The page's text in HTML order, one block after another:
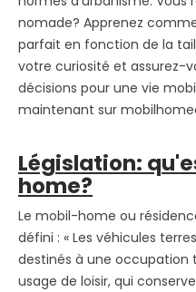
nomade? Apprenez
parfait en fonction de la
votre curiosité et assurez-
décisions pour une vie
maintenant sur
Législation:
home?
Le mobil-home ou
défini : « Les véhicules
destinés à une occupation
usage de loisir, qui